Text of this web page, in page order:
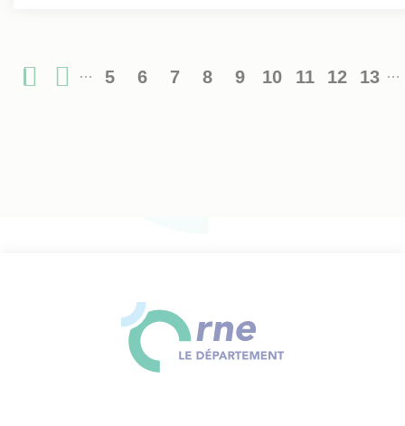
Pagination
Première
Page
…
Page
5
Page
6
Page
7
Page
8
Page
9
Page
10
Page
11
Page
12 13 …